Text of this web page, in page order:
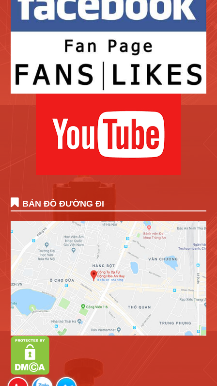
BẢN ĐỒ ĐƯỜNG ĐI